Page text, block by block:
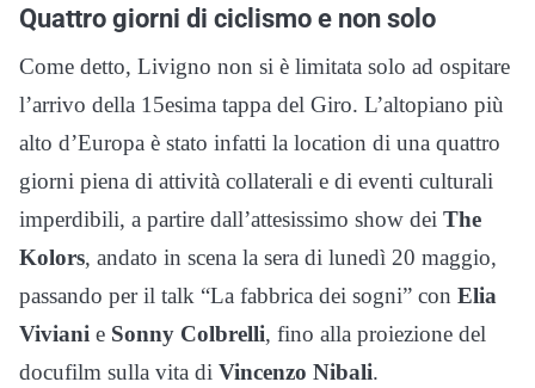
Quattro giorni di ciclismo e non solo
Come detto, Livigno non si è limitata solo ad ospitare
l’arrivo della 15esima tappa del Giro. L’altopiano più
alto d’Europa è stato infatti la location di una quattro
giorni piena di attività collaterali e di eventi culturali
imperdibili, a partire dall’attesissimo show dei The
Kolors, andato in scena la sera di lunedì 20 maggio,
passando per il talk “La fabbrica dei sogni” con Elia
Viviani e Sonny Colbrelli, fino alla proiezione del
docufilm sulla vita di Vincenzo Nibali.